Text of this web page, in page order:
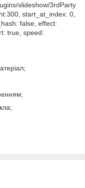
slideshow/3rdParty
start_at_index: 0,
false, effect:
true, speed: